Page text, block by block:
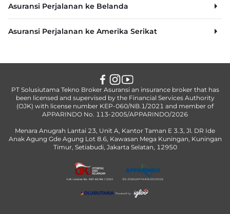
Asuransi Perjalanan ke Belanda
Asuransi Perjalanan ke Amerika Serikat
PT Solusiutama Tekno Broker Asuransi an insurance broker that has
been licensed and supervised by the Financial Services Authority
(OJK) with license number KEP-060/NB.1/2021 and member of
APPARINDO No. 113-2005/APPARINDO/2026
Menara Anugrah Lantai 23, Unit A, Kantor Taman E 3.3, Jl. DR Ide
Anak Agung Gde Agung Lot 8.6, Kawasan Mega Kuningan, Kuningan
Timur, Setiabudi, Jakarta Selatan, 12950